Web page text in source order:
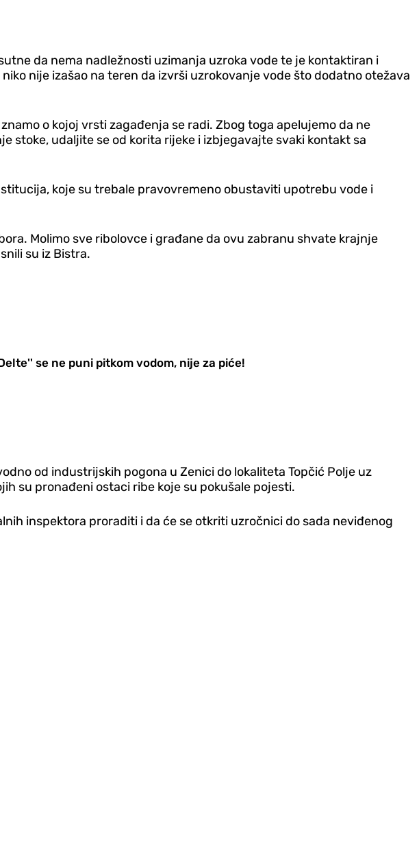
da nema nadležnosti uzimanja uzroka vode te je kontaktiran i
nije izašao na teren da izvrši uzrokovanje vode što dodatno otežava
o kojoj vrsti zagađenja se radi. Zbog toga apelujemo da ne
stoke, udaljite se od korita rijeke i izbjegavajte svaki kontakt sa
koje su trebale pravovremeno obustaviti upotrebu vode i
Molimo sve ribolovce i građane da ovu zabranu shvate krajnje
su iz Bistra.
se ne puni pitkom vodom, nije za piće!
od industrijskih pogona u Zenici do lokaliteta Topčić Polje uz
su pronađeni ostaci ribe koje su pokušale pojesti.
inspektora proraditi i da će se otkriti uzročnici do sada neviđenog